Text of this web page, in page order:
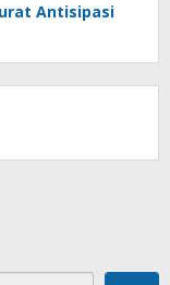
Antisipasi